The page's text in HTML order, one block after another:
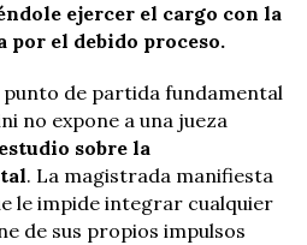
ejercer el cargo con la
el debido proceso.
punto de partida fundamental
no expone a una jueza
sobre la
. La magistrada manifiesta
le impide integrar cualquier
de sus propios impulsos